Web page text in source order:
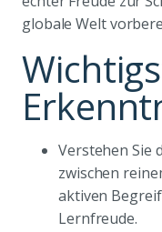
globale Welt
Verstehen Sie
zwischen
aktiven
Lernfreude.